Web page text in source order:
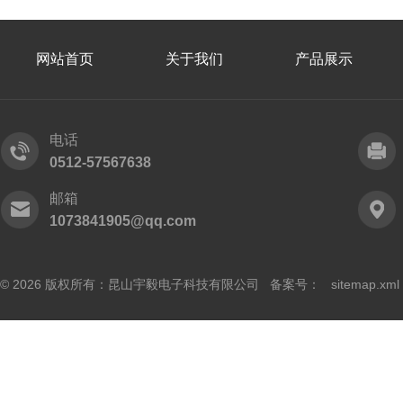
网站首页 关于我们 产品展示
电话
0512-57567638
邮箱
1073841905@qq.com
© 2026 版权所有：昆山宇毅电子科技有限公司 备案号： sitemap.xml